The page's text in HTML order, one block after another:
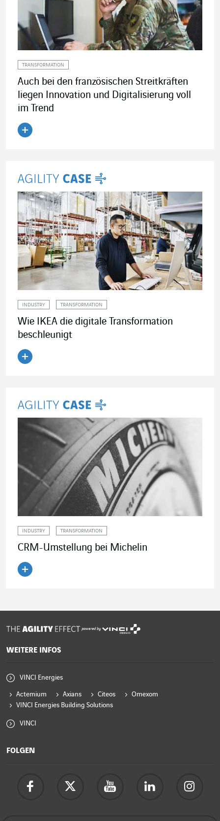
TRANSFORMATION
Auch bei den französischen Streitkräften
liegen Innovation und Digitalisierung voll
im Trend
INDUSTRY TRANSFORMATION
Wie IKEA die digitale Transformation
beschleunigt
INDUSTRY TRANSFORMATION
CRM-Umstellung bei Michelin
powered by
WEITERE INFOS
VINCI Energies
Actemium Axians Citeos
Omexom
VINCI Energies Building Solutions
VINCI
FOLGEN